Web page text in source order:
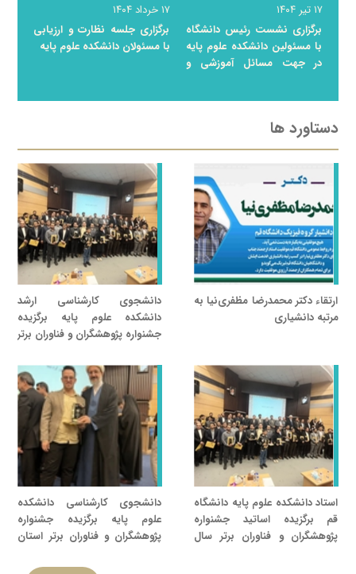
۱۷ تیر ۱۴۰۴
برگزاری نشست رئیس دانشگاه
با مسئولین دانشکده علوم پایه
در جهت مسائل آموزشی و
۱۷ خرداد ۱۴۰۴
برگزاری جلسه نظارت و ارزیابی
با مسئولان دانشکده علوم پایه
دستاورد ها
ارتقاء دکتر محمدرضا مظفری‌نیا به
مرتبه دانشیاری
دانشجوی کارشناسی ارشد
دانشکده علوم پایه برگزیده
جشنواره پژوهشگران و فناوران برتر
استاد دانشکده علوم پایه دانشگاه
قم برگزیده اساتید جشنواره
پژوهشگران و فناوران برتر سال
دانشجوی کارشناسی دانشکده
علوم پایه برگزیده جشنواره
پژوهشگران و فناوران برتر استان